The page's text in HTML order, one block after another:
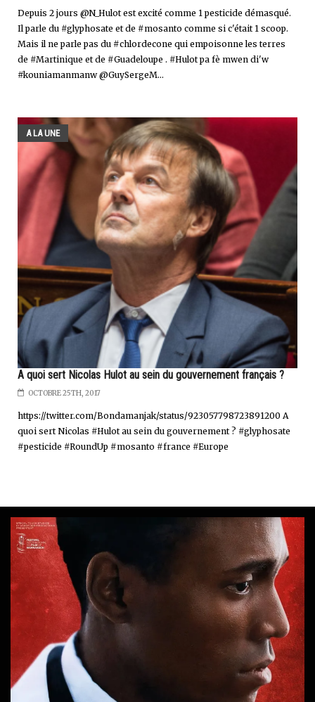
Depuis 2 jours @N_Hulot est excité comme 1 pesticide démasqué.
Il parle du #glyphosate et de #mosanto comme si c'était 1 scoop.
Mais il ne parle pas du #chlordecone qui empoisonne les terres
de #Martinique et de #Guadeloupe . #Hulot pa fè mwen di'w
#kouniamanmanw @GuySergeM...
A LA UNE
A quoi sert Nicolas Hulot au sein du gouvernement français ?
OCTOBRE 25TH, 2017
https://twitter.com/Bondamanjak/status/923057798723891200 A
quoi sert Nicolas #Hulot au sein du gouvernement ? #glyphosate
#pesticide #RoundUp #mosanto #france #Europe